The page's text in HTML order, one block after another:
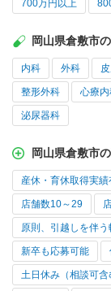
700万円以上
岡山県倉敷市
内科 外科
整形外科 心療
泌尿器科
岡山県倉敷市
産休・育休取得実績
店舗数10～29
原則、引越しを伴う
新卒も応募可能
土日休み（相談可含